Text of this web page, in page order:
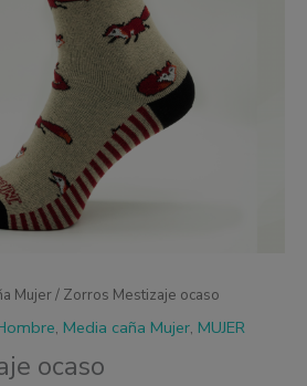
Mujer/ Zorros Mestizaje ocaso
, Media caña Mujer, MUJER
ocaso